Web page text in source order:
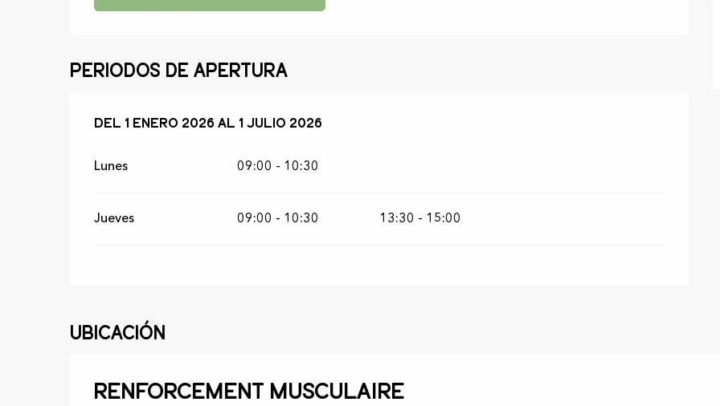
Periodos de apertura
Del 1 enero 2026al 1 julio 2026
Del 1 enero 2026al 1 julio 2026
Lunes 09:00 - 10:30
Jueves 09:00 - 10:30 13:30 - 15:00
Ubicación
Renforcement musculaire